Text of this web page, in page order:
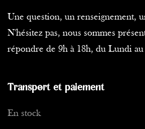
Une question, un renseignement,
N'hésitez pas, nous sommes
répondre de 9h à 18h, du Lundi
Transport et paiement
En stock